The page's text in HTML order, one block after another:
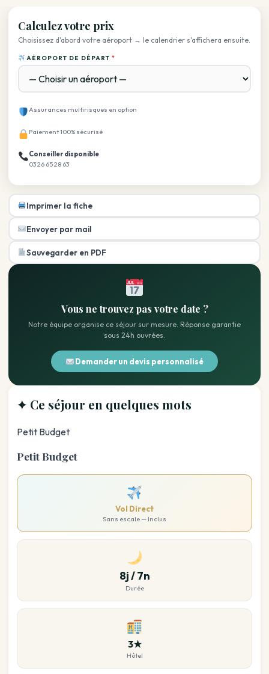
✦ Ce séjour en quelques mots
Petit Budget
Petit Budget
Vol Direct
Sans escale — Inclus
8j / 7n
Durée
3★
Hôtel
Calculez votre prix
Choisissez d'abord votre aéroport → le calendrier s'affichera ensuite.
AÉROPORT DE DÉPART*
Assurances multirisques en option
Paiement 100% sécurisé
Conseiller disponible
03 26 65 28 63
Imprimer la fiche
Envoyer par mail
Sauvegarder en PDF
Vous ne trouvez pas votre date ?
Notre équipe organise ce séjour sur mesure. Réponse garantie
sous 24h ouvrées.
Demander un devis personnalisé